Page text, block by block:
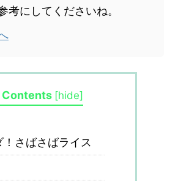
考にしてくださいね。
Contents [hide]
！さばさばライス